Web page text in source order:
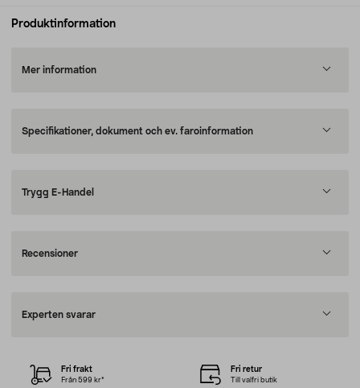
Produktinformation
Mer information
Specifikationer, dokument och ev. faroinformation
Trygg E-Handel
Recensioner
Experten svarar
Fri frakt
Från 599 kr*
Fri retur
Till valfri butik